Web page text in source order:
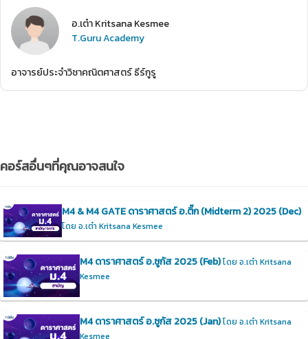
อ.เต๋า Kritsana Kesmee
T.Guru Academy
อาจารย์ประจำวิชาคณิตศาสตร์ ธีร์กูรู
คอร์สอื่นๆที่คุณอาจสนใจ
M4 & M4 GATE ดาราศาสตร์ อ.ติ๊ก (Midterm 2) 2025 (Dec)
โดย อ.เต๋า Kritsana Kesmee
M4 ดาราศาสตร์ อ.ซูกัส 2025 (Feb)โดย อ.เต๋า Kritsana
Kesmee
M4 ดาราศาสตร์ อ.ซูกัส 2025 (Jan)โดย อ.เต๋า Kritsana
Kesmee